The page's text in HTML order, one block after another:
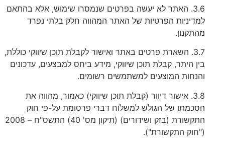
3.6. האתר לא יעשה בפרטים שנמסרו שימוש, אלא בהתאם
למדיניות הפרטיות של האתר המהווה חלק בלתי נפרד
מהתקנון.
3.7. השארת פרטים באתר ואישור לקבלת תוכן שיווקי כוללת,
בין היתר, קבלת תוכן שיווקי, מידע ביחס למבצעים, עדכונים
והנחות המוצעים למשתמשים רשומים.
3.8. אישור דיוור (קבלת תוכן שיווקי) כאמור, מהווה את
הסכמתו של הגולש למשלוח דברי פרסומת על-פי חוק
התקשורת (בזק ושידורים) (תיקון מס' 40) התשס"ח – 2008
("חוק התקשורת").